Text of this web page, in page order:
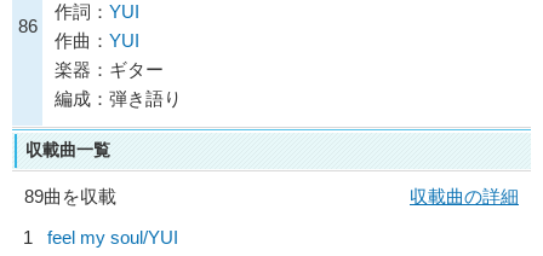
86
作詞： YUI
作曲： YUI
楽器：ギター
編成：弾き語り
収載曲一覧
89曲を収載
収載曲の詳細
1
feel my soul/YUI